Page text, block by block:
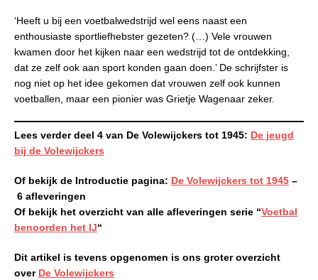
‘Heeft u bij een voetbalwedstrijd wel eens naast een
enthousiaste sportliefhebster gezeten? (…) Vele vrouwen
kwamen door het kijken naar een wedstrijd tot de ontdekking,
dat ze zelf ook aan sport konden gaan doen.’ De schrijfster is
nog niet op het idee gekomen dat vrouwen zelf ook kunnen
voetballen, maar een pionier was Grietje Wagenaar zeker.
Lees verder deel 4 van De Volewijckers tot 1945: De jeugd
bij de Volewijckers
Of bekijk de Introductie pagina: De Volewijckers tot 1945 –
6 afleveringen
Of bekijk het overzicht van alle afleveringen serie “Voetbal
benoorden het IJ“
Dit artikel is tevens opgenomen is ons groter overzicht
over De Volewijckers